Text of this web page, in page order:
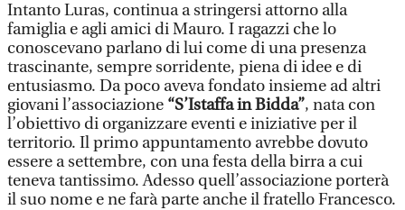
Intanto Luras, continua a stringersi attorno alla
famiglia e agli amici di Mauro. I ragazzi che lo
conoscevano parlano di lui come di una presenza
trascinante, sempre sorridente, piena di idee e di
entusiasmo. Da poco aveva fondato insieme ad altri
giovani l’associazione “S’Istaffa in Bidda”, nata con
l’obiettivo di organizzare eventi e iniziative per il
territorio. Il primo appuntamento avrebbe dovuto
essere a settembre, con una festa della birra a cui
teneva tantissimo. Adesso quell’associazione porterà
il suo nome e ne farà parte anche il fratello Francesco.